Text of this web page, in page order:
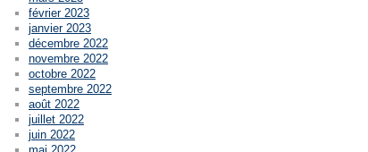
février 2023
janvier 2023
décembre 2022
novembre 2022
octobre 2022
septembre 2022
août 2022
juillet 2022
juin 2022